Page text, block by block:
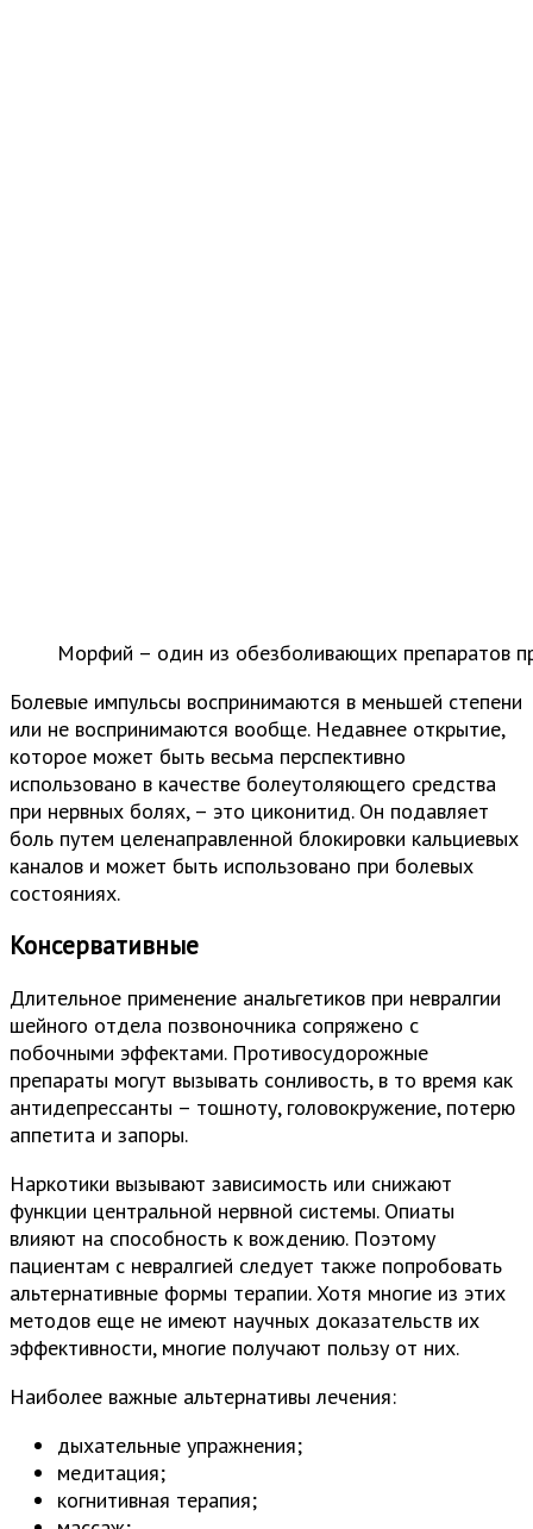
Морфий – один из обезболивающих препаратов
Болевые импульсы воспринимаются в меньшей степени
или не воспринимаются вообще. Недавнее открытие,
которое может быть весьма перспективно
использовано в качестве болеутоляющего средства
при нервных болях, – это циконитид. Он подавляет
боль путем целенаправленной блокировки кальциевых
каналов и может быть использовано при болевых
состояниях.
Консервативные
Длительное применение анальгетиков при невралгии
шейного отдела позвоночника сопряжено с
побочными эффектами. Противосудорожные
препараты могут вызывать сонливость, в то время как
антидепрессанты – тошноту, головокружение, потерю
аппетита и запоры.
Наркотики вызывают зависимость или снижают
функции центральной нервной системы. Опиаты
влияют на способность к вождению. Поэтому
пациентам с невралгией следует также попробовать
альтернативные формы терапии. Хотя многие из этих
методов еще не имеют научных доказательств их
эффективности, многие получают пользу от них.
Наиболее важные альтернативы лечения:
дыхательные упражнения;
медитация;
когнитивная терапия;